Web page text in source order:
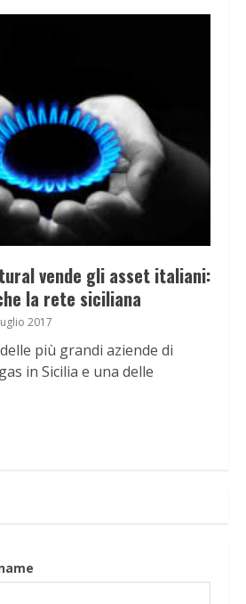
vende gli asset italiani:
la rete siciliana
2017
più grandi aziende di
in Sicilia e una delle